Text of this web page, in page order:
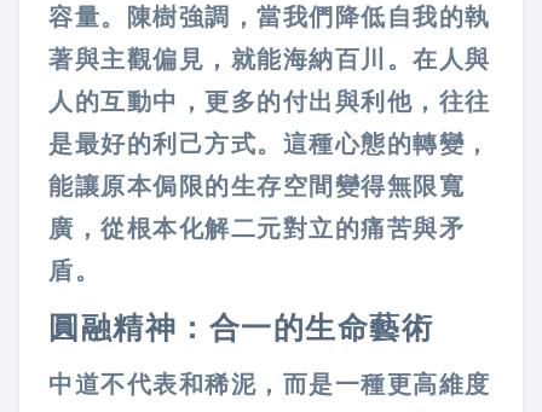
容量。陳樹強調，當我們降低自我的執
著與主觀偏見，就能海納百川。在人與
人的互動中，更多的付出與利他，往往
是最好的利己方式。這種心態的轉變，
能讓原本侷限的生存空間變得無限寬
廣，從根本化解二元對立的痛苦與矛
盾。
圓融精神：合一的生命藝術
中道不代表和稀泥，而是一種更高維度